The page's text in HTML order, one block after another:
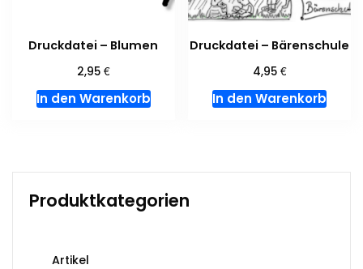
Druckdatei – Blumen
2,95 €
In den Warenkorb
Druckdatei – Bärenschule
4,95 €
In den Warenkorb
Produktkategorien
Artikel